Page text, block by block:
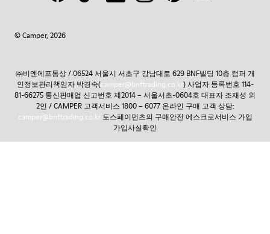
© Camper, 2026
㈜비엔에프통상 / 06524 서울시 서초구 강남대로 629 BNF빌딩 10층 캠퍼 개
인정보관리책임자 박경숙(camper@bnftrading.co.kr) 사업자 등록번호 114-
81-66275 통신판매업 신고번호 제2014 – 서울서초-0604호 대표자 조재성 외
2인 / CAMPER 고객서비스 1800 – 6077 온라인 구매 고객 상담:
camper@bnftrading.co.kr토스페이먼츠의 구매안전 에스크로서비스 가입
가입사실확인